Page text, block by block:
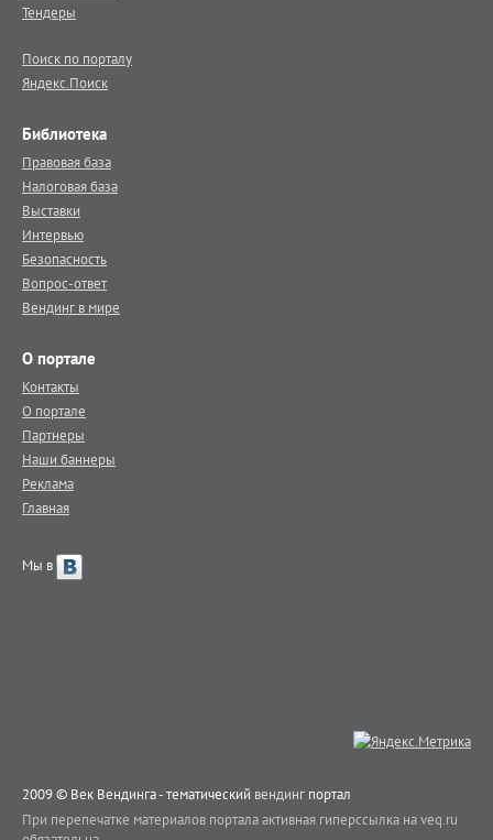
Тендеры
Поиск по порталу
Яндекс.Поиск
Библиотека
Правовая база
Налоговая база
Выставки
Интервью
Безопасность
Вопрос-ответ
Вендинг в мире
О портале
Контакты
О портале
Партнеры
Наши баннеры
Реклама
Главная
Мы в
2009 © Век Вендинга - тематический вендинг портал
При перепечатке материалов портала активная гиперссылка на veq.ru